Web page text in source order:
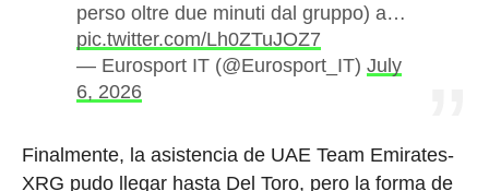
perso oltre due minuti dal gruppo) a…
pic.twitter.com/Lh0ZTuJOZ7
— Eurosport IT (@Eurosport_IT) July
6, 2026
Finalmente, la asistencia de UAE Team Emirates-
XRG pudo llegar hasta Del Toro, pero la forma de